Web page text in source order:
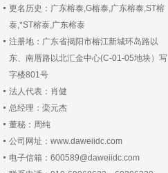
更名历史：广东榕泰,G榕泰,广东榕泰,ST榕
泰,*ST榕泰,广东榕泰
注册地：广东省揭阳市榕江新城环岛路以
东、南厝路以北汇金中心(C-01-05地块）写
字楼801号
法人代表：肖健
总经理：栾元杰
董秘：周纯
公司网址：www.daweiidc.com
电子信箱：600589@daweiidc.com